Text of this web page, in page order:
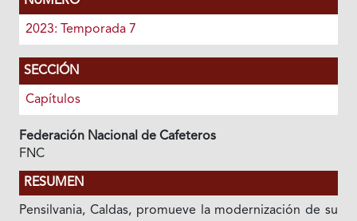
2023: Temporada 7
SECCIÓN
Capítulos
Federación Nacional de Cafeteros
FNC
RESUMEN
Pensilvania, Caldas, promueve la modernización de su